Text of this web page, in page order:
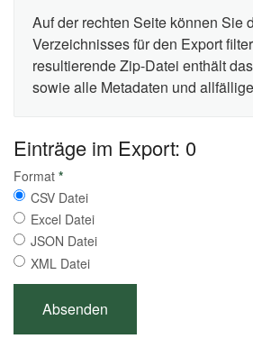
Auf der rechten Seite können Sie
Verzeichnisses für den Export
resultierende Zip-Datei enthält
sowie alle Metadaten und
Einträge im Export: 0
Format *
CSV Datei
Excel Datei
JSON Datei
XML Datei